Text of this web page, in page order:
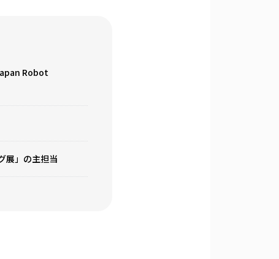
Robot
展」の主担当